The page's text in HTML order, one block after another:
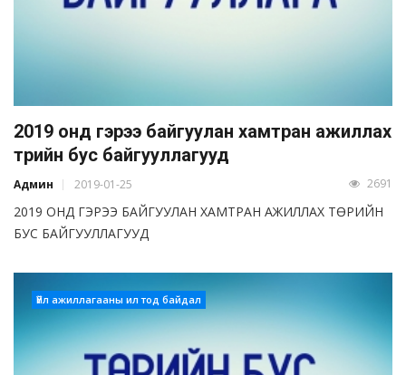
2019 онд гэрээ байгуулан хамтран ажиллах
төрийн бус байгууллагууд
Админ 2019-01-25 2691
2019 ОНД ГЭРЭЭ БАЙГУУЛАН ХАМТРАН АЖИЛЛАХ ТӨРИЙН
БУС БАЙГУУЛЛАГУУД
Үйл ажиллагааны ил тод байдал